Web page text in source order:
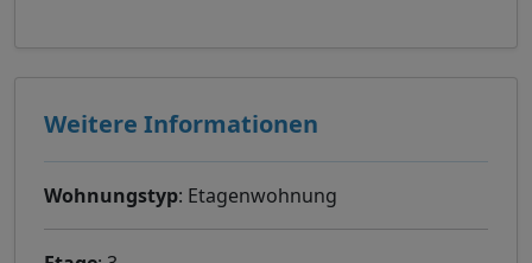
Weitere Informationen
Wohnungstyp: Etagenwohnung